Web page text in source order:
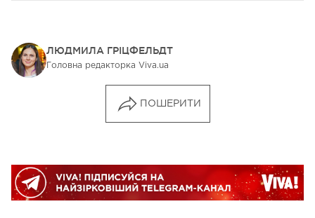
ЛЮДМИЛА ГРІЦФЕЛЬДТ
Головна редакторка Viva.ua
ПОШЕРИТИ